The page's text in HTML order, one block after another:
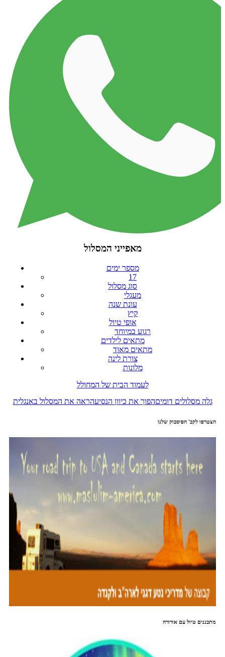
מאפייני המסלול
מספר ימים
17
סוג מסלול
מעגלי
עונת שנה
קיץ
אופי טיול
רגוע במיוחד
מתאים לילדים
מתאים מאוד
צורת לינה
מלונות
לעמוד הבית של המחולל
גלה מסלולים דומיםהפוך את כיוון הנסיעהראה את המסלול באנגלית
הצטרפו לקב' הפיסבוק שלנו
מתכננים טיול עם אורורה